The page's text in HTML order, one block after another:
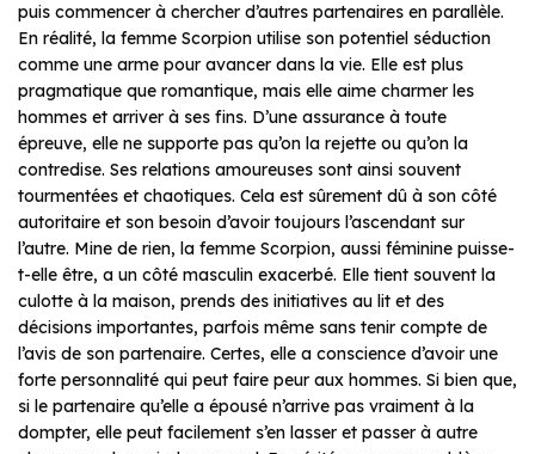
puis commencer à chercher d’autres partenaires en parallèle.
En réalité, la femme Scorpion utilise son potentiel séduction
comme une arme pour avancer dans la vie. Elle est plus
pragmatique que romantique, mais elle aime charmer les
hommes et arriver à ses fins. D’une assurance à toute
épreuve, elle ne supporte pas qu’on la rejette ou qu’on la
contredise. Ses relations amoureuses sont ainsi souvent
tourmentées et chaotiques. Cela est sûrement dû à son côté
autoritaire et son besoin d’avoir toujours l’ascendant sur
l’autre. Mine de rien, la femme Scorpion, aussi féminine puisse-
t-elle être, a un côté masculin exacerbé. Elle tient souvent la
culotte à la maison, prends des initiatives au lit et des
décisions importantes, parfois même sans tenir compte de
l’avis de son partenaire. Certes, elle a conscience d’avoir une
forte personnalité qui peut faire peur aux hommes. Si bien que,
si le partenaire qu’elle a épousé n’arrive pas vraiment à la
dompter, elle peut facilement s’en lasser et passer à autre